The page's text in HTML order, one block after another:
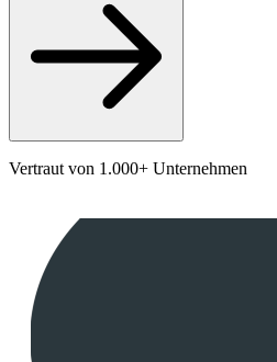
Vertraut von 1.000+ Unternehmen